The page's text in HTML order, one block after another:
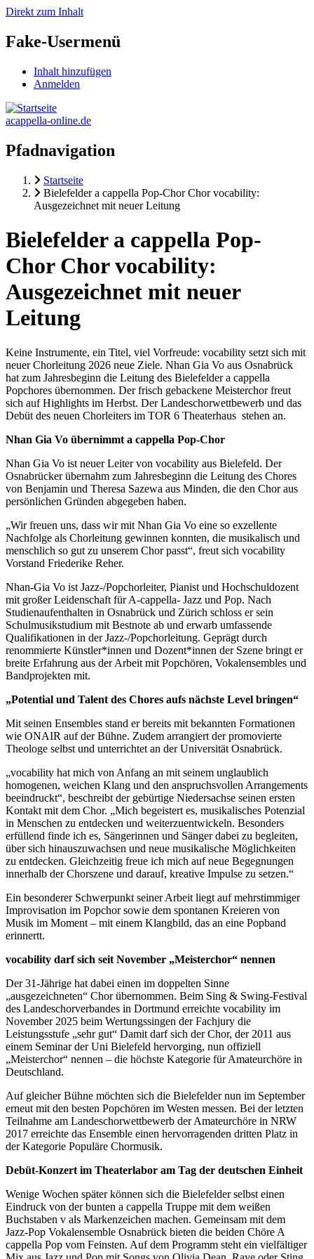
Direkt zum Inhalt
Fake-Usermenü
Inhalt hinzufügen
Anmelden
acappella-online.de
Pfadnavigation
Startseite
Bielefelder a cappella Pop-Chor Chor vocability:
Ausgezeichnet mit neuer Leitung
Bielefelder a cappella Pop-
Chor Chor vocability:
Ausgezeichnet mit neuer
Leitung
Keine Instrumente, ein Titel, viel Vorfreude: vocability setzt sich mit
neuer Chorleitung 2026 neue Ziele. Nhan Gia Vo aus Osnabrück
hat zum Jahresbeginn die Leitung des Bielefelder a cappella
Popchores übernommen. Der frisch gebackene Meisterchor freut
sich auf Highlights im Herbst. Der Landeschorwettbewerb und das
Debüt des neuen Chorleiters im TOR 6 Theaterhaus stehen an.
Nhan Gia Vo übernimmt a cappella Pop-Chor
Nhan Gia Vo ist neuer Leiter von vocability aus Bielefeld. Der
Osnabrücker übernahm zum Jahresbeginn die Leitung des Chores
von Benjamin und Theresa Sazewa aus Minden, die den Chor aus
persönlichen Gründen abgegeben haben.
„Wir freuen uns, dass wir mit Nhan Gia Vo eine so exzellente
Nachfolge als Chorleitung gewinnen konnten, die musikalisch und
menschlich so gut zu unserem Chor passt“, freut sich vocability
Vorstand Friederike Reher.
Nhan-Gia Vo ist Jazz-/Popchorleiter, Pianist und Hochschuldozent
mit großer Leidenschaft für A-cappella- Jazz und Pop. Nach
Studienaufenthalten in Osnabrück und Zürich schloss er sein
Schulmusikstudium mit Bestnote ab und erwarb umfassende
Qualifikationen in der Jazz-/Popchorleitung. Geprägt durch
renommierte Künstler*innen und Dozent*innen der Szene bringt er
breite Erfahrung aus der Arbeit mit Popchören, Vokalensembles und
Bandprojekten mit.
„Potential und Talent des Chores aufs nächste Level bringen“
Mit seinen Ensembles stand er bereits mit bekannten Formationen
wie ONAIR auf der Bühne. Zudem arrangiert der promovierte
Theologe selbst und unterrichtet an der Universität Osnabrück.
„vocability hat mich von Anfang an mit seinem unglaublich
homogenen, weichen Klang und den anspruchsvollen Arrangements
beeindruckt“, beschreibt der gebürtige Niedersachse seinen ersten
Kontakt mit dem Chor. „Mich begeistert es, musikalisches Potenzial
in Menschen zu entdecken und weiterzuentwickeln. Besonders
erfüllend finde ich es, Sängerinnen und Sänger dabei zu begleiten,
über sich hinauszuwachsen und neue musikalische Möglichkeiten
zu entdecken. Gleichzeitig freue ich mich auf neue Begegnungen
innerhalb der Chorszene und darauf, kreative Impulse zu setzen.“
Ein besonderer Schwerpunkt seiner Arbeit liegt auf mehrstimmiger
Improvisation im Popchor sowie dem spontanen Kreieren von
Musik im Moment – mit einem Klangbild, das an eine Popband
erinnertt.
vocability darf sich seit November „Meisterchor“ nennen
Der 31-Jährige hat dabei einen im doppelten Sinne
„ausgezeichneten“ Chor übernommen. Beim Sing & Swing-Festival
des Landeschorverbandes in Dortmund erreichte vocability im
November 2025 beim Wertungssingen der Fachjury die
Leistungsstufe „sehr gut“ Damit darf sich der Chor, der 2011 aus
einem Seminar der Uni Bielefeld hervorging, nun offiziell
„Meisterchor“ nennen – die höchste Kategorie für Amateurchöre in
Deutschland.
Auf gleicher Bühne möchten sich die Bielefelder nun im September
erneut mit den besten Popchören im Westen messen. Bei der letzten
Teilnahme am Landeschorwettbewerb der Amateurchöre in NRW
2017 erreichte das Ensemble einen hervorragenden dritten Platz in
der Kategorie Populäre Chormusik.
Debüt-Konzert im Theaterlabor am Tag der deutschen Einheit
Wenige Wochen später können sich die Bielefelder selbst einen
Eindruck von der bunten a cappella Truppe mit dem weißen
Buchstaben v als Markenzeichen machen. Gemeinsam mit dem
Jazz-Pop Vokalensemble Osnabrück bieten die beiden Chöre A
cappella Pop vom Feinsten. Auf dem Programm steht ein vielfältiger